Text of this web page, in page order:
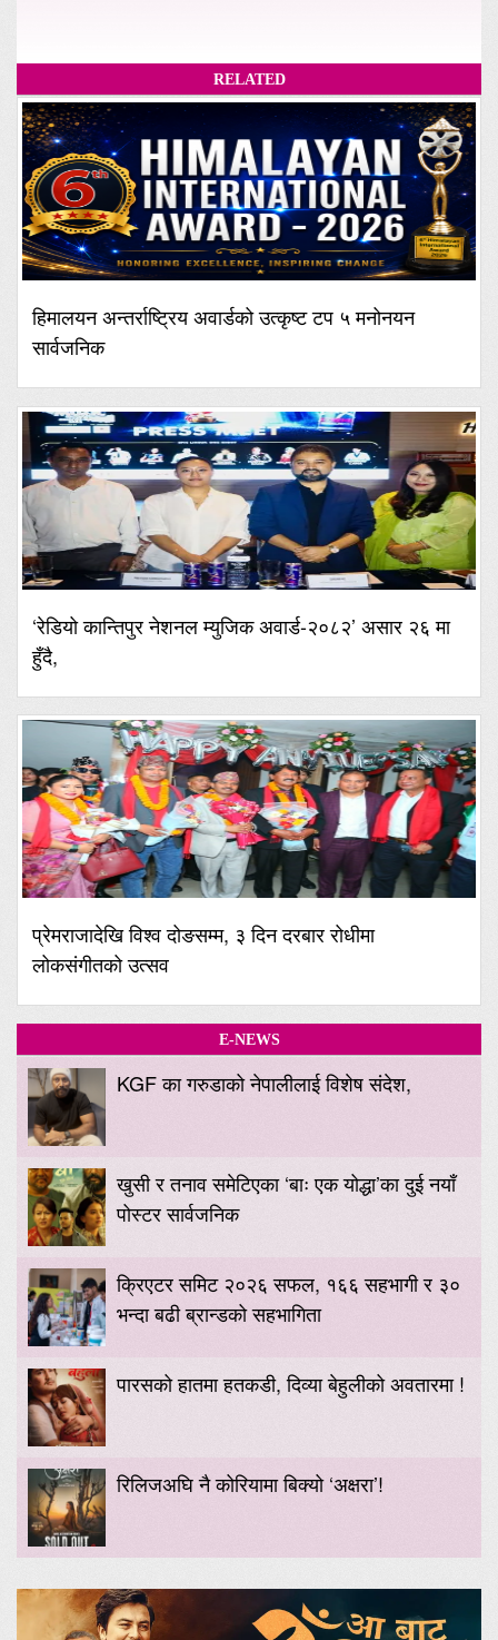
RELATED
हिमालयन अन्तर्राष्ट्रिय अवार्डको उत्कृष्ट टप ५ मनोनयन
सार्वजनिक
‘रेडियो कान्तिपुर नेशनल म्युजिक अवार्ड-२०८२’ असार २६ मा
हुँदै,
प्रेमराजादेखि विश्व दोङसम्म, ३ दिन दरबार रोधीमा
लोकसंगीतको उत्सव
E-NEWS
KGF का गरुडाको नेपालीलाई विशेष संदेश,
खुसी र तनाव समेटिएका ‘बाः एक योद्धा’का दुई नयाँ
पोस्टर सार्वजनिक
क्रिएटर समिट २०२६ सफल, १६६ सहभागी र ३०
भन्दा बढी ब्रान्डको सहभागिता
पारसको हातमा हतकडी, दिव्या बेहुलीको अवतारमा !
रिलिजअघि नै कोरियामा बिक्यो ‘अक्षरा’!